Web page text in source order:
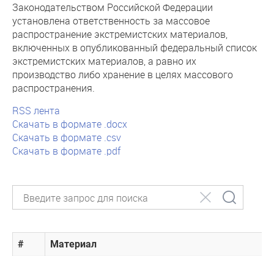
Законодательством Российской Федерации
установлена ответственность за массовое
распространение экстремистских материалов,
включенных в опубликованный федеральный список
экстремистских материалов, а равно их
производство либо хранение в целях массового
распространения.
RSS лента
Скачать в формате .docx
Скачать в формате .csv
Скачать в формате .pdf
# Материал